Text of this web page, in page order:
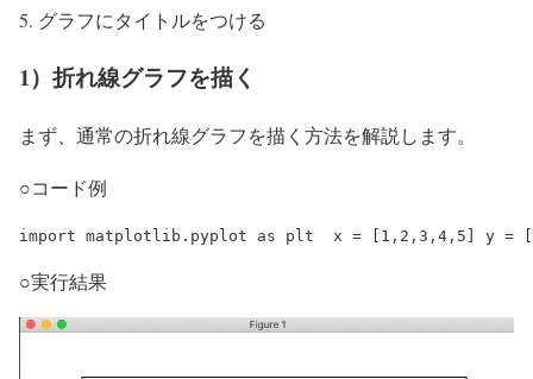
グラフにタイトルをつける
1）折れ線グラフを描く
まず、通常の折れ線グラフを描く方法を解説します。
○コード例
import matplotlib.pyplot as plt  x = [1,2,3,4,5] y =
○実行結果